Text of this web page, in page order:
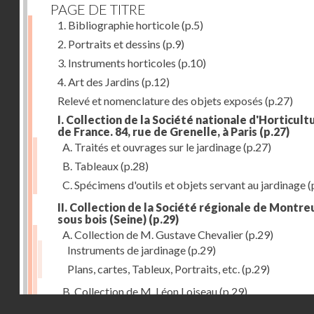
PAGE DE TITRE
1. Bibliographie horticole(p.5)
2. Portraits et dessins (p.9)
3. Instruments horticoles (p.10)
4. Art des Jardins (p.12)
Relevé et nomenclature des objets exposés (p.27)
I. Collection de la Société nationale
de France. 84, rue de Grenelle, à Paris (p.27)
A. Traités et ouvrages sur le jardinage(p.27)
B. Tableaux(p.28)
C. Spécimens d'outils et objets servant au jardinage
II. Collection de la Société régionale de
sous bois (Seine) (p.29)
A. Collection de M. Gustave Chevalier(p.29)
Instruments de jardinage(p.29)
Plans, cartes, Tableux, Portraits, etc. (p.29)
B. Collection de M. Léon Loiseau(p.29)